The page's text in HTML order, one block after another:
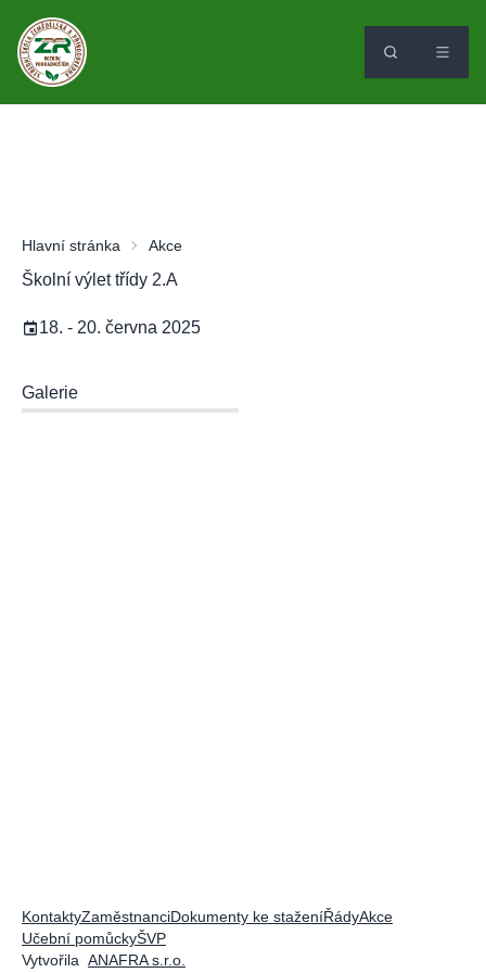
Hlavní stránka Akce
Školní výlet třídy 2.A
18. - 20. června 2025
Galerie
KontaktyZaměstnanciDokumenty ke staženíŘádyAkce
Učební pomůckyŠVP
Vytvořila ANAFRA s.r.o.